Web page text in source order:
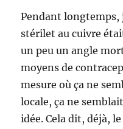
Pendant longtemps,
stérilet au cuivre
un peu un angle
moyens de
mesure où ça ne
locale, ça ne
idée. Cela dit, déjà,